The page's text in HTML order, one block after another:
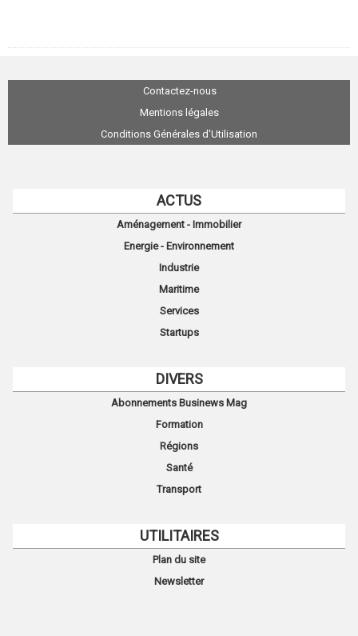
Contactez-nous
Mentions légales
Conditions Générales d'Utilisation
ACTUS
Aménagement - Immobilier
Energie - Environnement
Industrie
Maritime
Services
Startups
DIVERS
Abonnements Businews Mag
Formation
Régions
Santé
Transport
UTILITAIRES
Plan du site
Newsletter